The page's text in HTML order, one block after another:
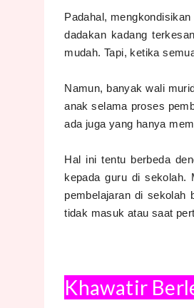
Padahal,
dadakan kadang
mudah. Tapi, ketika
Namun, banyak wali
anak selama proses
ada juga yang hanya
Hal ini tentu berbeda
kepada guru di sekolah.
pembelajaran di sekolah
tidak masuk atau saat
Khawatir